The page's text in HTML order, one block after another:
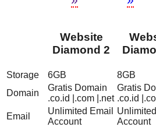
Website
Diamond 2
Storage 6GB 8GB
Domain
Gratis Domain
.co.id |.com |.net
Gratis
.co.id
Email
Unlimited Email
Account
Account